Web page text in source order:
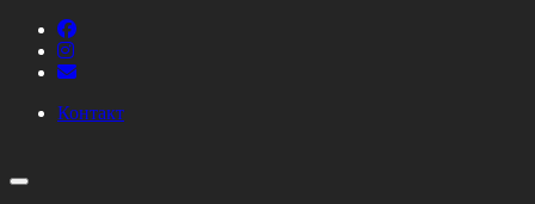
Контакт